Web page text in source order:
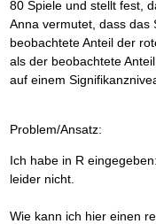
80 Spiele und stellt fest,
Anna vermutet, dass das
beobachtete Anteil der
als der beobachtete
auf einem
Problem/Ansatz:
Ich habe in R
leider nicht.
Wie kann ich hier einen